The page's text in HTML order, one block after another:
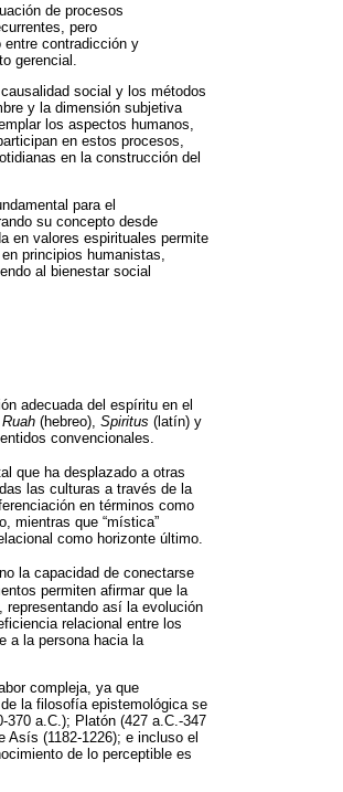
de procesos
pero
entre contradicción y
gerencial.
social y los métodos
y la dimensión subjetiva
los aspectos humanos,
en estos procesos,
en la construcción del
para el
su concepto desde
en valores espirituales permite
principios humanistas,
al bienestar social
adecuada del espíritu en el
Ruah (hebreo), Spiritus (latín) y
convencionales.
que ha desplazado a otras
las culturas a través de la
en términos como
mientras que “mística”
como horizonte último.
la capacidad de conectarse
permiten afirmar que la
representando así la evolución
relacional entre los
a la persona hacia la
compleja, ya que
la filosofía epistemológica se
370 a.C.); Platón (427 a.C.-347
(1182-1226); e incluso el
de lo perceptible es